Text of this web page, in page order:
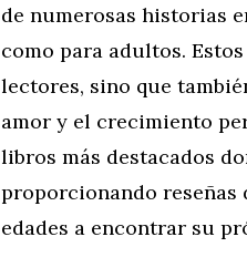
de numerosas historias
como para adultos.
lectores, sino que
amor y el crecimiento
libros más destacados
proporcionando reseñas
edades a encontrar su